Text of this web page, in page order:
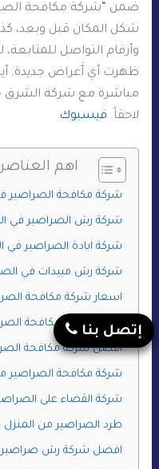
ضمن “شركة مكافحة
شكل المكان قبل وبعد،
وأرقام التواصل
ظهرت أي أَعراض جديدة.
مباشرة مع شركة الشرق
لاحقاً. فيسبوك
اهم العناصر
شركة مكافحة الصراصير
شركة رش الصراصير في
شركة ابادة الصراصير في
شركة رش مبيدات في
اسعار شركة مكافحة
ارخص شركة مكافحة
افضل شركة مكافحة
شركة مكافحة الصراصير
شركة القضاء على
طرد الصراصير من
افضل شركة رش صراصير
إتصل بنا